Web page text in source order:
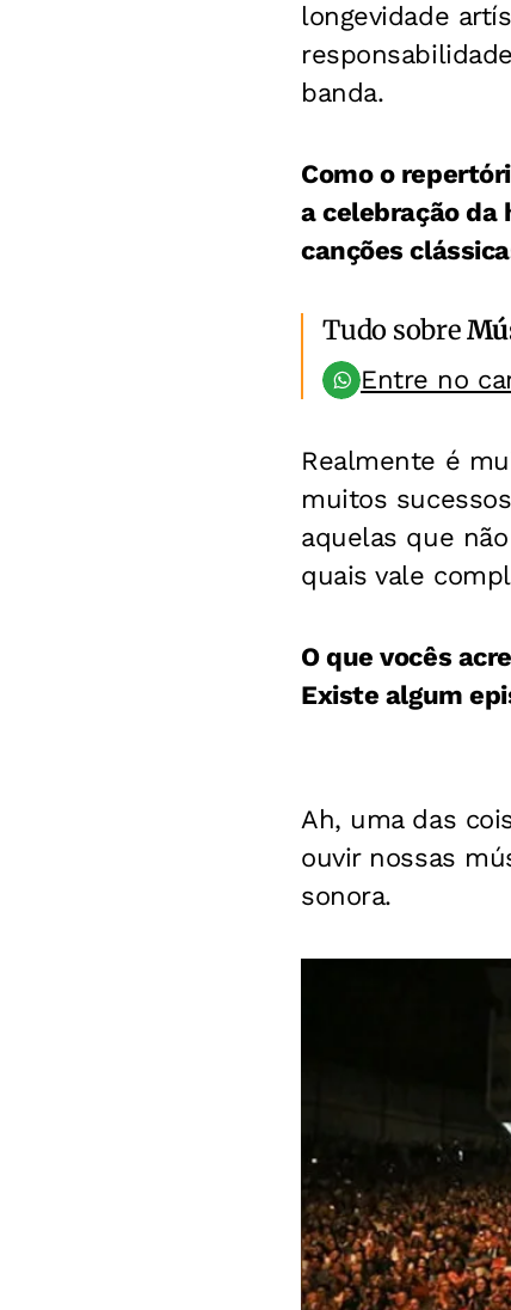
longevidade
banda.
Como o
a celebração da
canções
Tudo sobre
Entre no
Realmente é
muitos
aquelas que
quais vale
O que vocês
Existe algum
Ah, uma das
ouvir nossas
sonora.